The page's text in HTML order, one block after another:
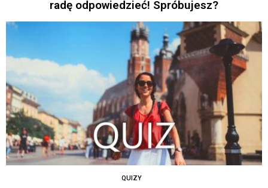
radę odpowiedzieć! Spróbujesz?
QUIZY